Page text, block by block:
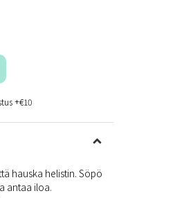
+€10
hauska helistin. Söpö
antaa iloa.